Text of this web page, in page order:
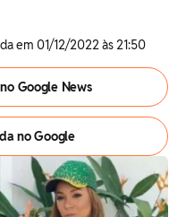
em 01/12/2022 às 21:50
Google News
no Google